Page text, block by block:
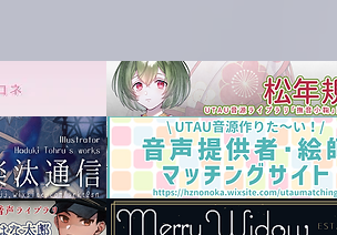
P.S. Twitterで「#あひのん妄想録」と
※このタグが付いてるつぶや
@tosと合わせて使ってくれればどん
選ばれしあひのんファンにしか覗かれな